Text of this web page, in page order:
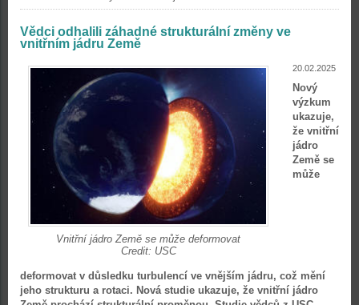
Vědci odhalili záhadné strukturální změny ve
vnitřním jádru Země
20.02.2025
Vnitřní jádro Země se může deformovat
Credit: USC
Nový
výzkum
ukazuje,
že vnitřní
jádro
Země se
může
deformovat v důsledku turbulencí ve vnějším jádru, což mění
jeho strukturu a rotaci. Nová studie ukazuje, že vnitřní jádro